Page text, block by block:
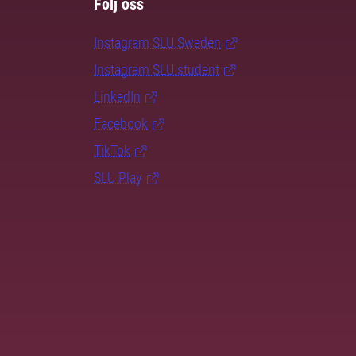
Följ oss
Instagram SLU.Sweden
Instagram SLU.student
LinkedIn
Facebook
TikTok
SLU Play